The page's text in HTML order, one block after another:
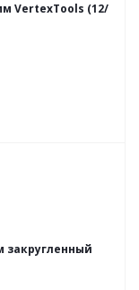
VertexTools (12/